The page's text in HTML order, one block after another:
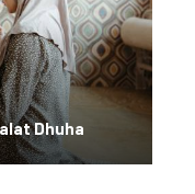
Dhuha